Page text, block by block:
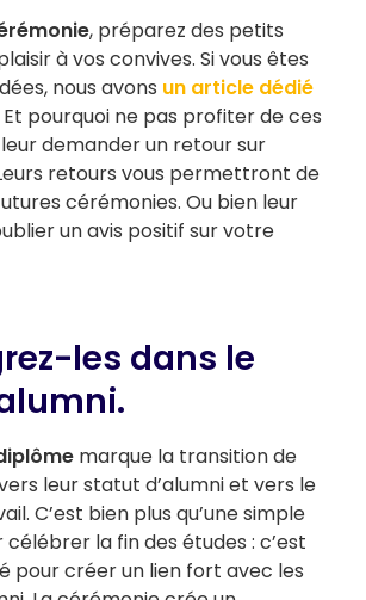
, préparez des petits
à vos convives. Si vous êtes
nous avons un article dédié
Et pourquoi ne pas profiter de ces
demander un retour sur
retours vous permettront de
cérémonies. Ou bien leur
un avis positif sur votre
les dans le
marque la transition de
leur statut d’alumni et vers le
C’est bien plus qu’une simple
la fin des études : c’est
pour créer un lien fort avec les